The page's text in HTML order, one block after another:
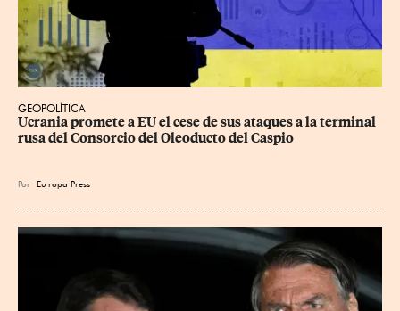
GEOPOLÍTICA
Ucrania promete a EU el cese de sus ataques a la terminal
rusa del Consorcio del Oleoducto del Caspio
Por Eu ropa Press